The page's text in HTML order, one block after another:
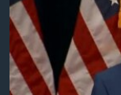
ຄົ້ນໂລກ
ເອເຊຍ
ອິດສະຫຼະພາບດ້ານກ
No